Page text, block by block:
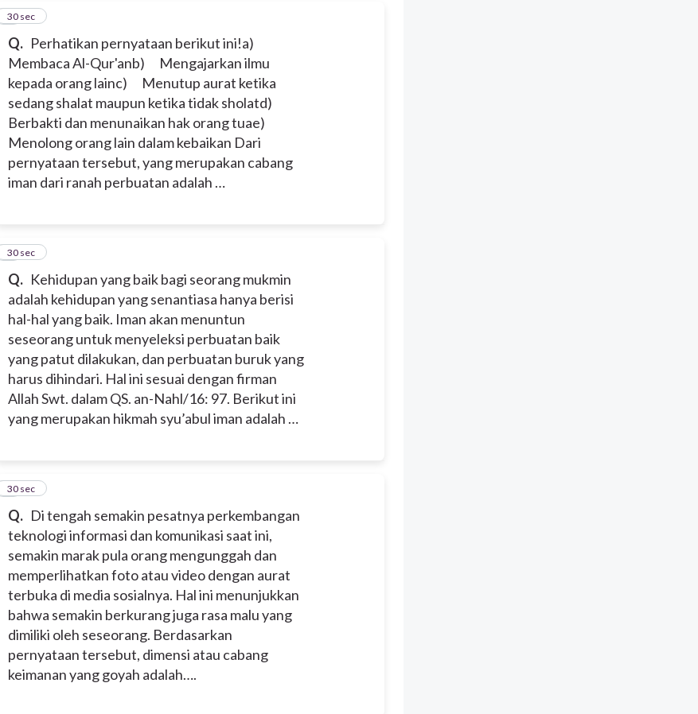
Q. Perhatikan pernyataan berikut ini!a)
Membaca Al-Qur'anb) Mengajarkan ilmu
kepada orang lainc) Menutup aurat ketika
sedang shalat maupun ketika tidak sholatd)
Berbakti dan menunaikan hak orang tuae)
Menolong orang lain dalam kebaikan Dari
pernyataan tersebut, yang merupakan cabang
iman dari ranah perbuatan adalah …
6
30 sec
Q. Kehidupan yang baik bagi seorang mukmin
adalah kehidupan yang senantiasa hanya berisi
hal-hal yang baik. Iman akan menuntun
seseorang untuk menyeleksi perbuatan baik
yang patut dilakukan, dan perbuatan buruk yang
harus dihindari. Hal ini sesuai dengan firman
Allah Swt. dalam QS. an-Nahl/16: 97. Berikut ini
yang merupakan hikmah syu’abul iman adalah …
7
30 sec
Q. Di tengah semakin pesatnya perkembangan
teknologi informasi dan komunikasi saat ini,
semakin marak pula orang mengunggah dan
memperlihatkan foto atau video dengan aurat
terbuka di media sosialnya. Hal ini menunjukkan
bahwa semakin berkurang juga rasa malu yang
dimiliki oleh seseorang. Berdasarkan
pernyataan tersebut, dimensi atau cabang
keimanan yang goyah adalah….
8
30 sec